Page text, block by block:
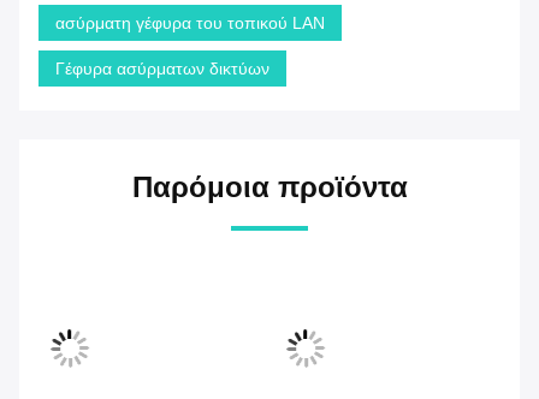
ασύρματη γέφυρα του τοπικού LAN
Γέφυρα ασύρματων δικτύων
Παρόμοια προϊόντα